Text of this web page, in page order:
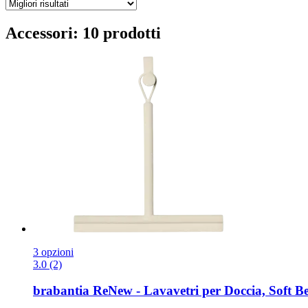
Accessori: 10 prodotti
3 opzioni
3.0 (2)
brabantia ReNew -​ Lavavetri per Doccia, Soft